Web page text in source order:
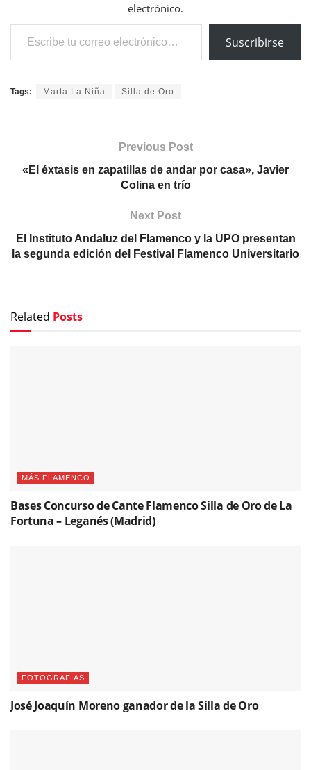
electrónico.
Escribe tu correo electrónico…
Suscribirse
Tags: Marta La Niña Silla de Oro
Previous Post
«El éxtasis en zapatillas de andar por casa», Javier
Colina en trío
Next Post
El Instituto Andaluz del Flamenco y la UPO presentan
la segunda edición del Festival Flamenco Universitario
Related Posts
MÁS FLAMENCO
Bases Concurso de Cante Flamenco Silla de Oro de La
Fortuna – Leganés (Madrid)
FOTOGRAFÍAS
José Joaquín Moreno ganador de la Silla de Oro